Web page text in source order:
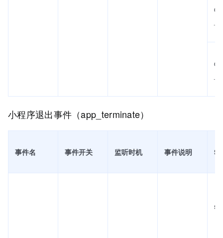
小程序退出事件（app_terminate）
事件名 事件开关 监听时机 事件说明